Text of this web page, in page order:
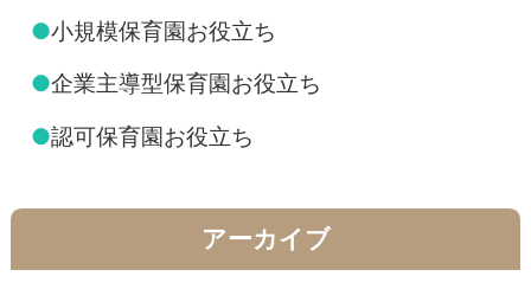
●小規模保育園お役立ち
●企業主導型保育園お役立ち
●認可保育園お役立ち
アーカイブ